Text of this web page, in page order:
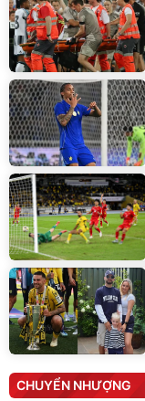
CHUYỂN NHƯỢNG